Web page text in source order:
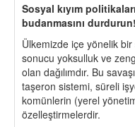
Sosyal kıyım
budanmasını durdurun!
Ülkemizde içe yönelik
sonucu yoksulluk ve
olan dağılımdır. Bu
taşeron sistemi, süreli
komünlerin (yerel
özelleştirmelerdir.